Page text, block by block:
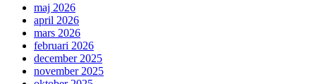
maj 2026
april 2026
mars 2026
februari 2026
december 2025
november 2025